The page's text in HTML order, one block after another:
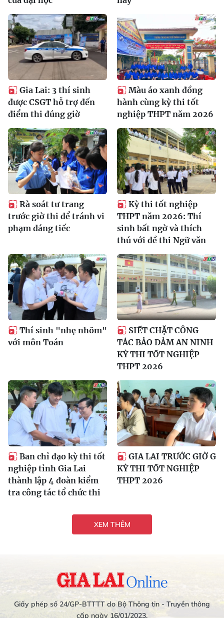
Gia Lai: 3 thí sinh
được CSGT hỗ trợ đến
điểm thi đúng giờ
Màu áo xanh đồng
hành cùng kỳ thi tốt
nghiệp THPT năm 2026
Rà soát tư trang
trước giờ thi để tránh vi
phạm đáng tiếc
Kỳ thi tốt nghiệp
THPT năm 2026: Thí
sinh bất ngờ và thích
thú với đề thi Ngữ văn
Thí sinh "nhẹ nhõm"
với môn Toán
SIẾT CHẶT CÔNG
TÁC BẢO ĐẢM AN NINH
KỲ THI TỐT NGHIỆP
THPT 2026
Ban chỉ đạo kỳ thi tốt
nghiệp tỉnh Gia Lai
thành lập 4 đoàn kiểm
tra công tác tổ chức thi
GIA LAI TRƯỚC GIỜ G
KỲ THI TỐT NGHIỆP
THPT 2026
XEM THÊM
Giấy phép số 24/GP-BTTTT do Bộ Thông tin - Truyền thông
cấp ngày 16/01/2023.